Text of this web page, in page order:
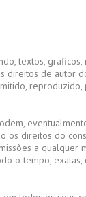
textos,
direitos de autor
os direitos do
a qualquer
o tempo,